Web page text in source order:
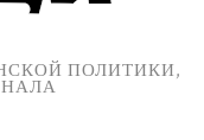
ПОЛИТИКИ,